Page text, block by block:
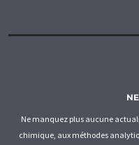
Ne manquez plus aucune
chimique, aux méthodes